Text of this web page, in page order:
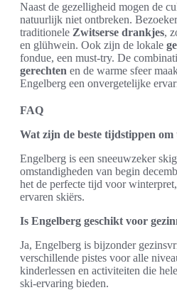
Naast de gezelligheid mogen de
natuurlijk niet ontbreken.
traditionele Zwitserse drankjes,
en glühwein. Ook zijn de lokale
fondue, een must-try. De
gerechten en de warme sfeer
Engelberg een onvergetelijke
FAQ
Wat zijn de beste tijdstippen om
Engelberg is een sneeuwzeker
omstandigheden van begin
het de perfecte tijd voor
ervaren skiërs.
Is Engelberg geschikt voor
Ja, Engelberg is bijzonder
verschillende pistes voor alle
kinderlessen en activiteiten die
ski-ervaring bieden.